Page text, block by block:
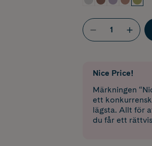
Nice Price!
Märkningen
ett
lägsta. Allt för
du får ett